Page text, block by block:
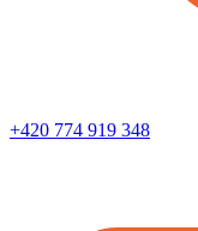
+420 774 919 348